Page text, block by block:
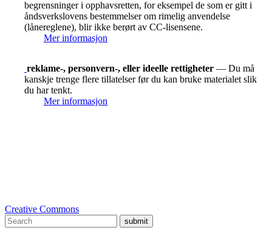
begrensninger i opphavsretten, for eksempel de som er gitt i
åndsverkslovens bestemmelser om rimelig anvendelse
(lånereglene), blir ikke berørt av CC-lisensene.
Mer informasjon
reklame-, personvern-, eller ideelle rettigheter — Du må
kanskje trenge flere tillatelser før du kan bruke materialet slik
du har tenkt.
Mer informasjon
Creative Commons
submit